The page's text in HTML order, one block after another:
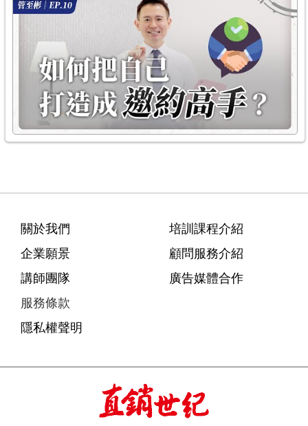
關於我們
企業願景
講師團隊
服務條款
隱私權聲明
培訓課程介紹
顧問服務介紹
廣告媒體合作